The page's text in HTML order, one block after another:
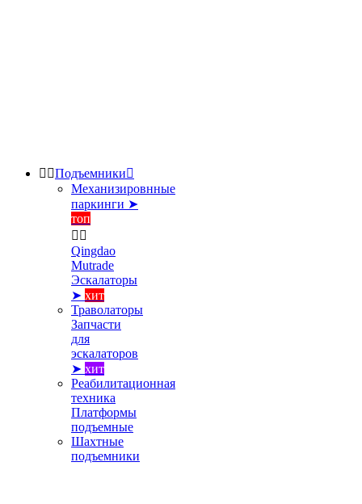
 Подъемники
Механизировнные
паркинги ➤
топ
 
Qingdao
Mutrade
Эскалаторы
➤ хит
Траволаторы
Запчасти
для
эскалаторов
➤ хит
Реабилитационная
техника
Платформы
подъемные
Шахтные
подъемники